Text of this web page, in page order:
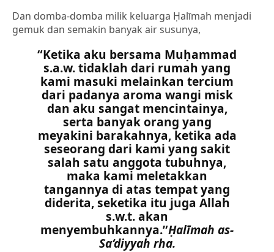
Dan domba-domba milik keluarga Ḥalīmah menjadi
gemuk dan semakin banyak air susunya,
“Ketika aku bersama Muḥammad
s.a.w. tidaklah dari rumah yang
kami masuki melainkan tercium
dari padanya aroma wangi misk
dan aku sangat mencintainya,
serta banyak orang yang
meyakini barakahnya, ketika ada
seseorang dari kami yang sakit
salah satu anggota tubuhnya,
maka kami meletakkan
tangannya di atas tempat yang
diderita, seketika itu juga Allah
s.w.t. akan
menyembuhkannya.”Ḥalīmah as-
Sa‘diyyah rha.